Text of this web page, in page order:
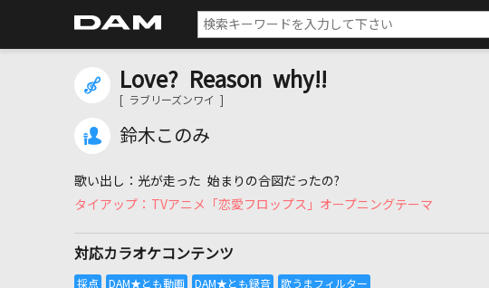
Love? Reason why!!
[ ラブリーズンワイ ]
鈴木このみ
光が走った 始まりの合図だったの?
TVアニメ「恋愛フロップス」オープニングテーマ
対応カラオケコンテンツ